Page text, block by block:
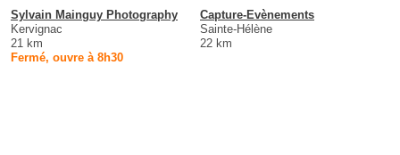
Sylvain Mainguy Photography
Kervignac
21 km
Fermé, ouvre à 8h30
Capture-Evènements
Sainte-Hélène
22 km